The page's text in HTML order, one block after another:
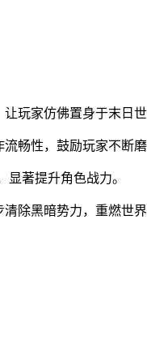
玩家仿佛置身于末日世
畅性，鼓励玩家不断磨
显著提升角色战力。
除黑暗势力，重燃世界